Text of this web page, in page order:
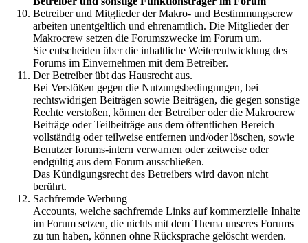
Betreiber und Mitglieder der Makro- und Bestimmungscrew
arbeiten unentgeltlich und ehrenamtlich. Die Mitglieder der
Makrocrew setzen die Forumszwecke im Forum um.
Sie entscheiden über die inhaltliche Weiterentwicklung des
Forums im Einvernehmen mit dem Betreiber.
Der Betreiber übt das Hausrecht aus.
Bei Verstößen gegen die Nutzungsbedingungen, bei
rechtswidrigen Beiträgen sowie Beiträgen, die gegen sonstige
Rechte verstoßen, können der Betreiber oder die Makrocrew
Beiträge oder Teilbeiträge aus dem öffentlichen Bereich
vollständig oder teilweise entfernen und/oder löschen, sowie
Benutzer forums-intern verwarnen oder zeitweise oder
endgültig aus dem Forum ausschließen.
Das Kündigungsrecht des Betreibers wird davon nicht
berührt.
Sachfremde Werbung
Accounts, welche sachfremde Links auf kommerzielle Inhalte
im Forum setzen, die nichts mit dem Thema unseres Forums
zu tun haben, können ohne Rücksprache gelöscht werden.